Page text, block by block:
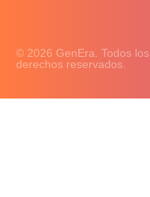
© 2026 GenEra. Todos los
derechos reservados.